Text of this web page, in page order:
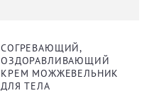
СОГРЕВАЮЩИЙ,
ОЗДОРАВЛИВАЮЩИЙ
КРЕМ МОЖЖЕВЕЛЬНИК
ДЛЯ ТЕЛА